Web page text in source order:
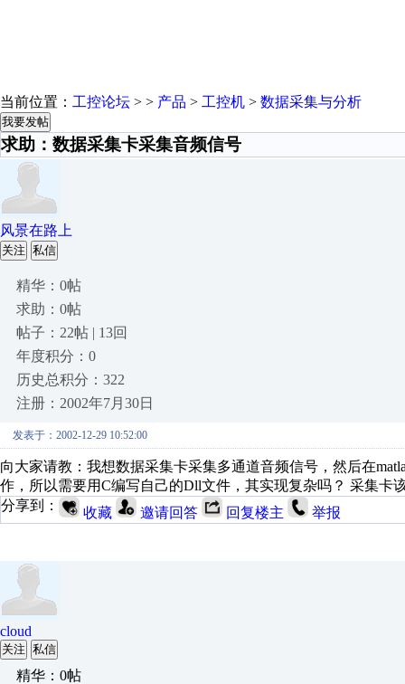
当前位置： 工控论坛 > > 产品 > 工控机 > 数据采集与分析
我要发帖
求助：数据采集卡采集音频信号
风景在路上
关注 私信
精华：0帖
求助：0帖
帖子：22帖 | 13回
年度积分：0
历史总积分：322
注册：2002年7月30日
发表于：2002-12-29 10:52:00
向大家请教：我想数据采集卡采集多通道音频信号，然后在
作，所以需要用C编写自己的Dll文件，其实现复杂吗？ 采集卡
分享到：
收藏 邀请回答 回复楼主 举报
cloud
关注 私信
精华：0帖